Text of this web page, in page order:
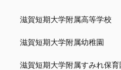
滋賀短期大学附属高等学校
滋賀短期大学附属幼稚園
滋賀短期大学附属すみれ保育